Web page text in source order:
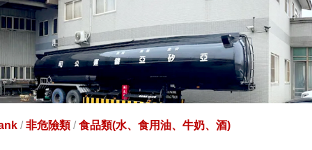
/非危險類/食品類(水、食用油、牛奶、酒)